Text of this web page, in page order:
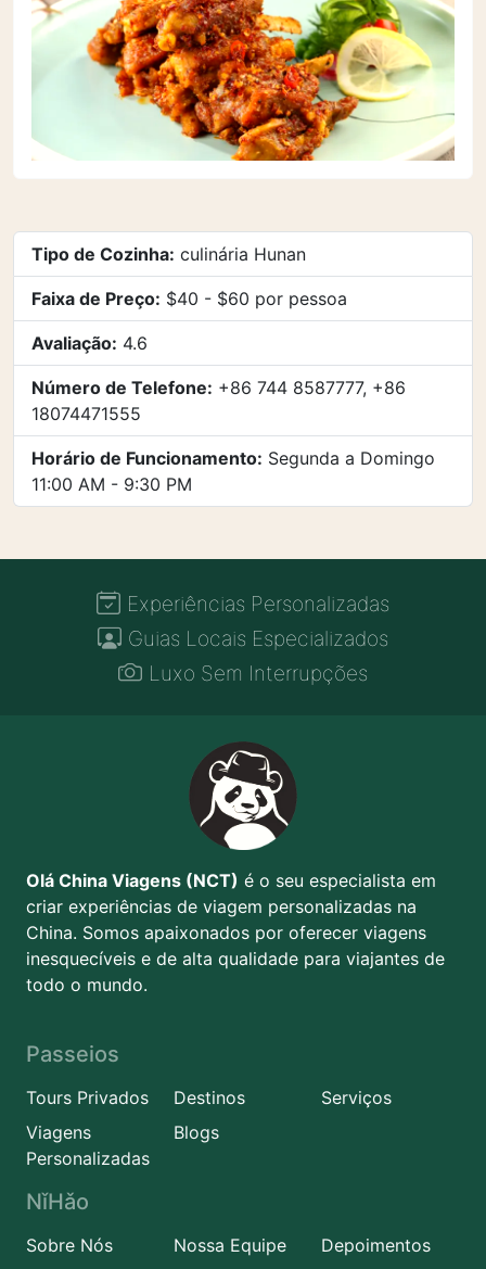
Tipo de Cozinha: culinária Hunan
Faixa de Preço: $40 - $60 por pessoa
Avaliação: 4.6
Número de Telefone: +86 744 8587777, +86
18074471555
Horário de Funcionamento: Segunda a Domingo
11:00 AM - 9:30 PM
Experiências Personalizadas
Guias Locais Especializados
Luxo Sem Interrupções
Olá China Viagens (NCT) é o seu especialista em
criar experiências de viagem personalizadas na
China. Somos apaixonados por oferecer viagens
inesquecíveis e de alta qualidade para viajantes de
todo o mundo.
Passeios
Tours Privados Destinos
Serviços
Viagens
Personalizadas
Blogs
NǐHǎo
Sobre Nós Nossa Equipe Depoimentos